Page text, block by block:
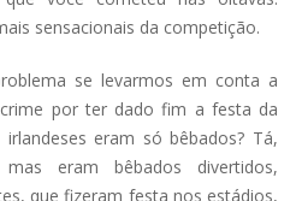
sensacionais da competição.
se levarmos em conta a
por ter dado fim a festa da
eram só bêbados? Tá,
eram bêbados divertidos,
que fizeram festa nos estádios,